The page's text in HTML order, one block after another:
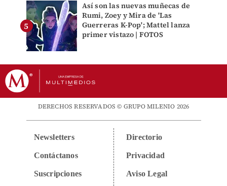
Así son las nuevas muñecas de
Rumi, Zoey y Mira de 'Las
Guerreras K-Pop'; Mattel lanza
primer vistazo | FOTOS
DERECHOS RESERVADOS © GRUPO MILENIO 2026
Newsletters
Contáctanos
Suscripciones
Directorio
Privacidad
Aviso Legal